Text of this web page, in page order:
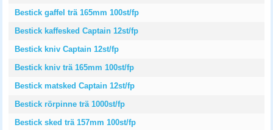
Bestick gaffel trä 165mm 100st/fp
Bestick kaffesked Captain 12st/fp
Bestick kniv Captain 12st/fp
Bestick kniv trä 165mm 100st/fp
Bestick matsked Captain 12st/fp
Bestick rörpinne trä 1000st/fp
Bestick sked trä 157mm 100st/fp